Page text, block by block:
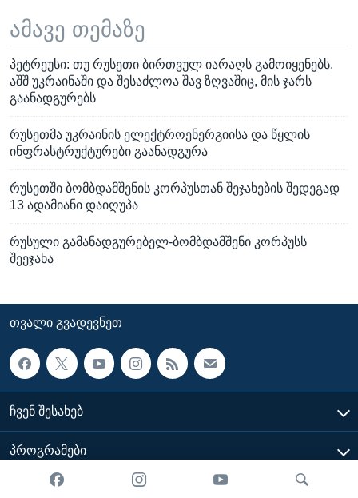
ამავე თემაზე
პეტრეუსი: თუ რუსეთი ბირთვულ იარაღს გამოიყენებს,
აშშ უკრაინაში და შესაძლოა შავ ზღვაშიც, მის ჯარს
გაანადგურებს
რუსეთმა უკრაინის ელექტროენერგიისა და წყლის
ინფრასტრუქტურები გაანადგურა
რუსეთში ბომბდამშენის კორპუსთან შეჯახების შედეგად
13 ადამიანი დაიღუპა
რუსული გამანადგურებელ-ბომბდამშენი კორპუსს
შეეჯახა
ᲗᲕᲐᲚᲘ ᲒᲕᲐᲓᲔᲕᲜᲔᲗ
ᲩᲕᲔᲜ ᲨᲔᲡᲐᲮᲔᲑ
ᲞᲠᲝᲒᲠᲐᲛᲔᲑᲘ